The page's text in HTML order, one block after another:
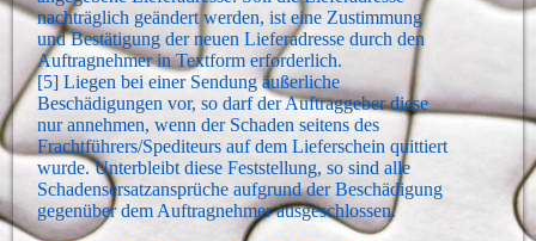
nachträglich geändert werden, ist eine Zustimmung
und Bestätigung der neuen Lieferadresse durch den
Auftragnehmer in Textform erforderlich.
[5] Liegen bei einer Sendung äußerliche
Beschädigungen vor, so darf der Auftraggeber diese
nur annehmen, wenn der Schaden seitens des
Frachtführers/Spediteurs auf dem Lieferschein quittiert
wurde. Unterbleibt diese Feststellung, so sind alle
Schadensersatzansprüche aufgrund der Beschädigung
gegenüber dem Auftragnehmer ausgeschlossen.